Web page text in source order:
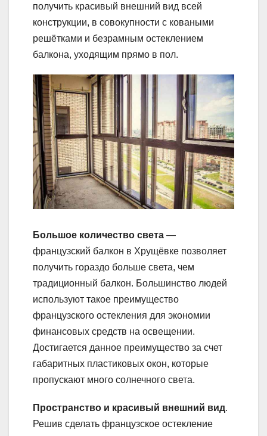
получить красивый внешний вид всей
конструкции, в совокупности с коваными
решётками и безрамным остеклением
балкона, уходящим прямо в пол.
Большое количество света —
французский балкон в Хрущёвке позволяет
получить гораздо больше света, чем
традиционный балкон. Большинство людей
используют такое преимущество
французского остекления для экономии
финансовых средств на освещении.
Достигается данное преимущество за счет
габаритных пластиковых окон, которые
пропускают много солнечного света.
Пространство и красивый внешний вид.
Решив сделать французское остекление